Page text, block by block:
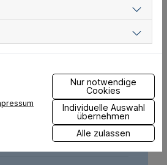
lassen können!
Untersuchungen
Nur notwendige
Cookies
Individuelle Auswahl
übernehmen
Alle zulassen